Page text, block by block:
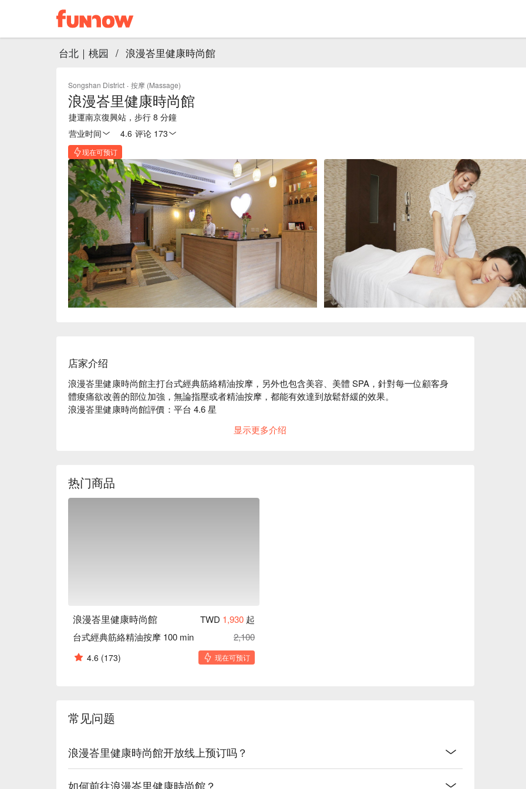
台北｜桃园 / 浪漫峇里健康時尚館
Songshan District · 按摩 (Massage)
浪漫峇里健康時尚館
捷運南京復興站，步行 8 分鐘
营业时间
4.6 评论 173
现在可预订
店家介绍
浪漫峇里健康時尚館主打台式經典筋絡精油按摩，另外也包含美容、美體 SPA，針對每一位顧客身
體痠痛欲改善的部位加強，無論指壓或者精油按摩，都能有效達到放鬆舒緩的效果。
浪漫峇里健康時尚館評價：平台 4.6 星
的氣結推開、舒緩，也是更能有效改善失眠的保養方式。
显示更多介绍
热门商品
浪漫峇里健康時尚館 TWD 1,930 起
台式經典筋絡精油按摩 100 min
2,100
4.6 (173) 现在可预订
常见问题
浪漫峇里健康時尚館开放线上预订吗？
如何前往浪漫峇里健康時尚館？